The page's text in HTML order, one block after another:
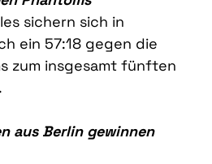
sichern sich in
ein 57:18 gegen die
zum insgesamt fünften
aus Berlin gewinnen